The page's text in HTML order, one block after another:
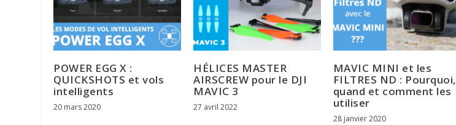
POWER EGG X :
QUICKSHOTS et vols
intelligents
20 mars 2020
HÉLICES MASTER
AIRSCREW pour le DJI
MAVIC 3
27 avril 2022
MAVIC MINI et les
FILTRES ND : Pourquoi,
quand et comment les
utiliser
28 janvier 2020